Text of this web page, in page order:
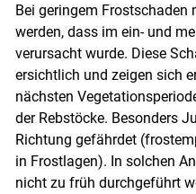
Bei geringem
werden, dass im ein- und
verursacht wurde. Diese
ersichtlich und zeigen sich
nächsten
der Rebstöcke. Besonders
Richtung gefährdet
in Frostlagen). In solchen
nicht zu früh durchgeführt